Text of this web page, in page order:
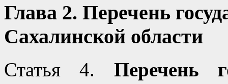
Глава 2. Перечень
Сахалинской области
Статья 4. Перечень